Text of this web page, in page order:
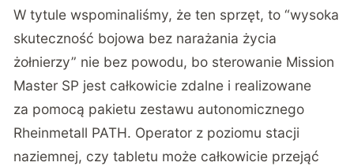
W tytule wspominaliśmy, że ten sprzęt, to “wysoka
skuteczność bojowa bez narażania życia
żołnierzy” nie bez powodu, bo sterowanie Mission
Master SP jest całkowicie zdalne i realizowane
za pomocą pakietu zestawu autonomicznego
Rheinmetall PATH. Operator z poziomu stacji
naziemnej, czy tabletu może całkowicie przejąć